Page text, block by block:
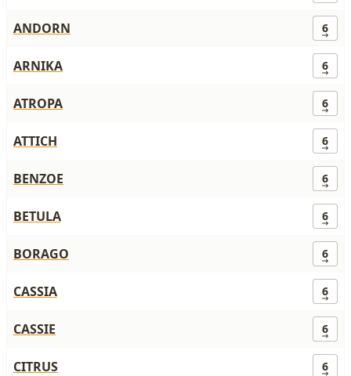
ANDORN 6
ARNIKA 6
ATROPA 6
ATTICH 6
BENZOE 6
BETULA 6
BORAGO 6
CASSIA 6
CASSIE 6
CITRUS 6